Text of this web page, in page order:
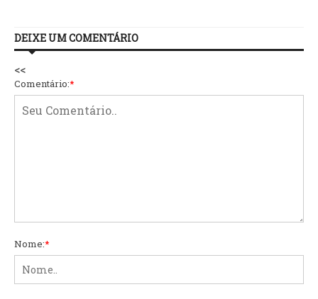
DEIXE UM COMENTÁRIO
<<
Comentário:*
Nome:*